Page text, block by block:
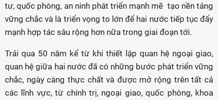
tư, quốc phòng, an ninh phát triển mạnh mẽ tạo nền tảng
vững chắc và là triển vọng to lớn để hai nước tiếp tục đẩy
mạnh hợp tác sâu rộng hơn nữa trong giai đoạn tới.
Trải qua 50 năm kể từ khi thiết lập quan hệ ngoại giao,
quan hệ giữa hai nước đã có những bước phát triển vững
chắc, ngày càng thực chất và được mở rộng trên tất cả
các lĩnh vực, từ chính trị, ngoại giao, quốc phòng, khoa